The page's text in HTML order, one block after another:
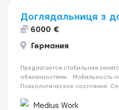
Доглядальниця з
6000 €
Германия
Предлагается стабильная
обязанностями. Мобильность
Психологическое состояние:
Уход осуществляется за
Medius Work